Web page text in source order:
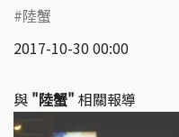
陸蟹
2017-10-30 00:00
與 "陸蟹" 相關報導